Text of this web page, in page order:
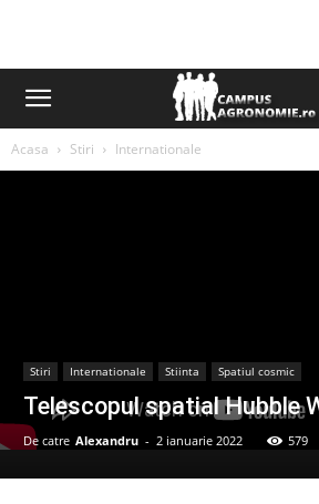
Acasa Stiri Internationale
Stiri Internationale Stiinta Spatiul cosmic
Telescopul spatial Hubble
De catre Alexandru - 2 ianuarie 2022 579